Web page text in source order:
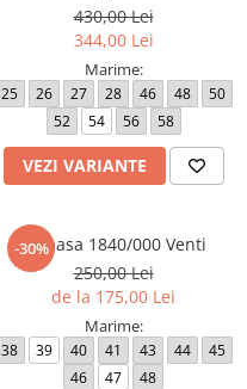
430,00 Lei
344,00 Lei
Marime:
25 26 27 28 46 48
50
52
54 56 58
VEZI VARIANTE
-30%
Camasa 1840/000 Venti
250,00 Lei
de la 175,00 Lei
Marime:
38 39 40 41 43 44
45
46
47 48